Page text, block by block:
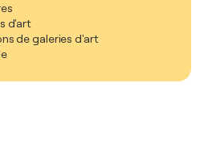
d'art
de galeries d'art